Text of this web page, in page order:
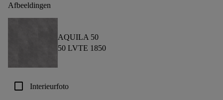
Afbeeldingen
AQUILA 50
50 LVTE 1850
check_box_outline_blank Interieurfoto